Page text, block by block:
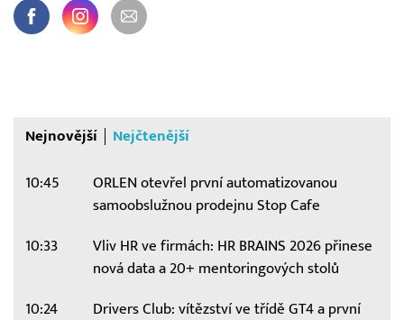
Nejnovější Nejčtenější
10:45
ORLEN otevřel první automatizovanou
samoobslužnou prodejnu Stop Cafe
10:33
Vliv HR ve firmách: HR BRAINS 2026 přinese
nová data a 20+ mentoringových stolů
10:24
Drivers Club: vítězství ve třídě GT4 a první